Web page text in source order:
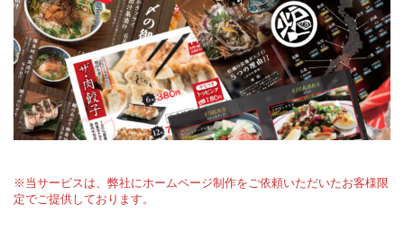
※当サービスは、弊社にホームページ制作をご依頼いただいたお客様限
定でご提供しております。